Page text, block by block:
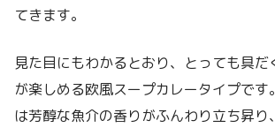
てきます。
見た目にもわかるとおり、とっても具だ
が楽しめる欧風スープカレータイプです
は芳醇な魚介の香りがふんわり立ち昇り